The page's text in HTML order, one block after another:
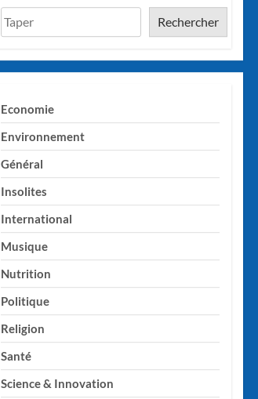
Rechercher
Economie
Environnement
Général
Insolites
International
Musique
Nutrition
Politique
Religion
Santé
Science & Innovation